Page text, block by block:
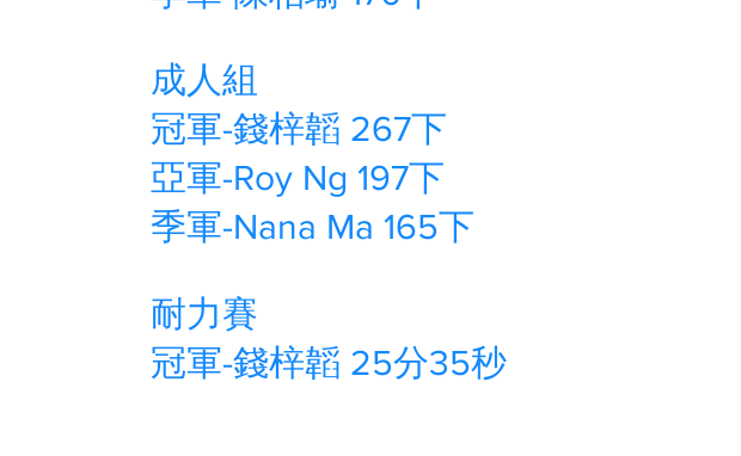
成人組
冠軍-錢梓韜 267下
亞軍-Roy Ng 197下
季軍-Nana Ma 165下
耐力賽
冠軍-錢梓韜 25分35秒